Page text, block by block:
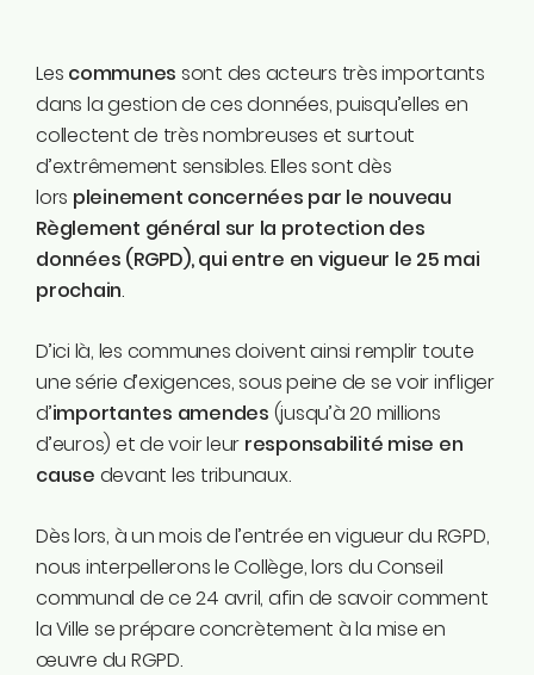
Téléphone
0494/90.59.19
Email
rodrigue.demeuse@ecolo.be
Les communes sont des acteurs très importants
dans la gestion de ces données, puisqu’elles en
collectent de très nombreuses et surtout
d’extrêmement sensibles. Elles sont dès
lors pleinement concernées par le nouveau
Règlement général sur la protection des
données (RGPD), qui entre en vigueur le 25 mai
prochain.
D’ici là, les communes doivent ainsi remplir toute
une série d’exigences, sous peine de se voir infliger
d’importantes amendes (jusqu’à 20 millions
d’euros) et de voir leur responsabilité mise en
cause devant les tribunaux.
Dès lors, à un mois de l’entrée en vigueur du RGPD,
nous interpellerons le Collège, lors du Conseil
communal de ce 24 avril, afin de savoir comment
la Ville se prépare concrètement à la mise en
œuvre du RGPD.